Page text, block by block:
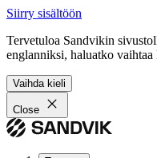
Siirry sisältöön
Tervetuloa Sandvikin
englanniksi, haluatko vaihtaa
Vaihda kieli
Close